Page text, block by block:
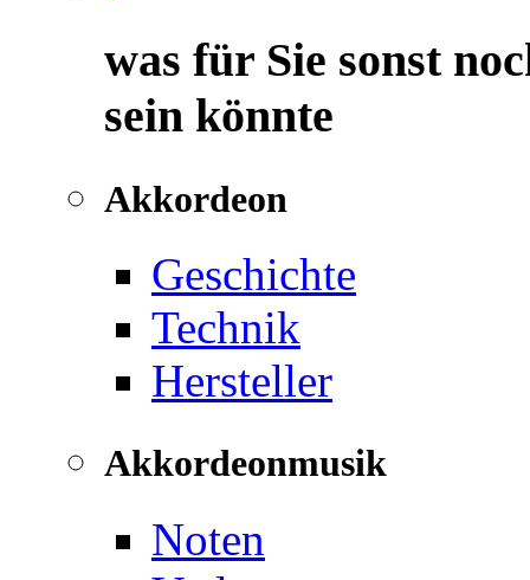
was für Sie sonst
sein könnte
Akkordeon
Geschichte
Technik
Hersteller
Akkordeonmusik
Noten